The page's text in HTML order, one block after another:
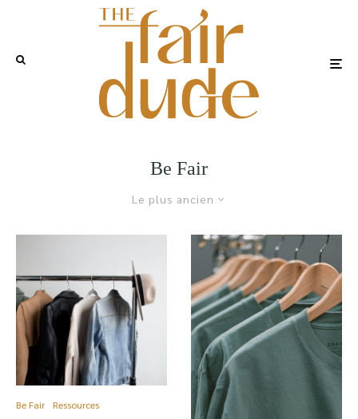
Be Fair
Le plus ancien
Be Fair Ressources